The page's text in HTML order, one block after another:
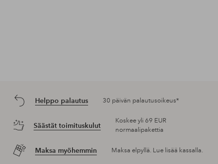
Helppo palautus 30 päivän palautusoikeus*
Säästät toimituskulut
Koskee yli 69 EUR
normaalipakettia
Maksa myöhemmin Maksa elpyllä. Lue lisää kassalla.